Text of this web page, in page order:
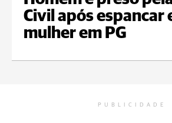
Civil após espancar
mulher em PG
PUBLICIDADE